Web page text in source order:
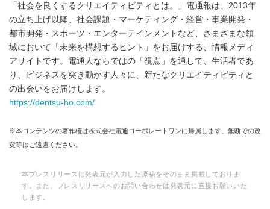
「社会を良くするクリエイティビティとは。」電通報は、2013年
の立ち上げ以降、社会課題・マーケティング・経営・事業開発・
都市開発・スポーツ・エンターテインメントなど、さまざまな領
域において「未来を構想するヒント」をお届けする、情報メディ
アサイトです。電通人ならではの「視点」を通して、生活者であ
り、ビジネスを突き動かす人々に、新たなクリエイティビティと
の出会いをお届けします。
https://dentsu-ho.com/
※本コンテンツの著作権は株式会社電通コーポレートワンに帰属します。無断での改
変等はご遠慮ください。
本プレスリリースは発表元が入力した原稿をそのまま掲載しておりま
す。また、プレスリリースへのお問い合わせは発表元に直接お願いいた
します。